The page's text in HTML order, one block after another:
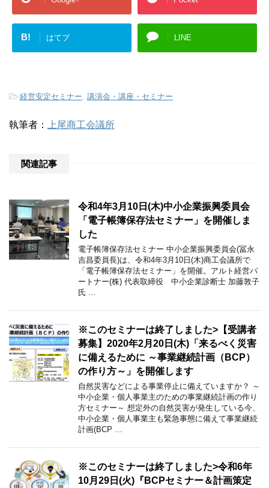
B! はてブ LINE
-経営安定セミナー 講演会・講座・セミナー
執筆者： 上尾商工会議所
関連記事
令和4年3月10日(木)中小企業振興委員会
「電子帳簿保存法セミナー」を開催しま
した
電子帳簿保存法セミナー 中小企業振興委員会(冨永
吉昌委員長)は、令和4年3月10日(木)商工会議所で
「電子帳簿保存法セミナー」を開催。アルト経営パ
ートナー(株) 代表取締役 中小企業診断士 加藤敦子
氏 …
※このセミナーは終了しました>【受講者
募集】2020年2月20日(木)「来るべく災害
に備えるために ～事業継続計画（BCP）
の作り方～」を開催します
自然災害などによる事業停止に備えていますか？ ～
中小企業・個人事業主のための事業継続計画の作り
方セミナー～ 想定外の自然災害が発生している今、
中小企業・個人事業主も緊急事態に備えて事業継続
計画(BCP …
※このセミナーは終了しました>令和6年
10月29日(火)『BCPセミナー＆計画策定